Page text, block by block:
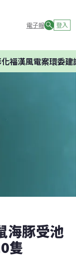
電子報 登入
電案環委建議不應
海豚受池
隻